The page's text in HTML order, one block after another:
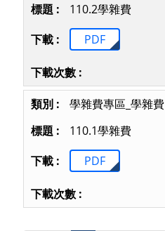
110.2學雜費
PDF
學雜費專區_學雜費
110.1學雜費
PDF